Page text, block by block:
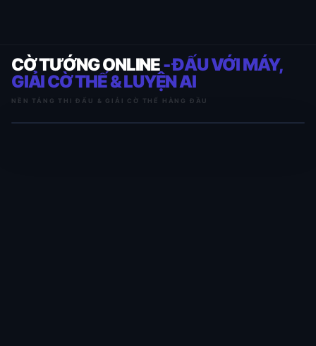
CỜ TƯỚNG ONLINE- ĐẤU VỚI MÁY,
GIẢI CỜ THẾ & LUYỆN AI
NỀN TẢNG THI ĐẤU & GIẢI CỜ THẾ HÀNG ĐẦU